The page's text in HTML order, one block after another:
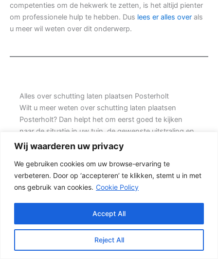
Wij waarderen uw privacy
We gebruiken cookies om uw browse-ervaring te
verbeteren. Door op ‘accepteren’ te klikken, stemt u in met
ons gebruik van cookies. Cookie Policy
Reject All
Accept All
competenties om de hekwerk te zetten, is het altijd pienter
om professionele hulp te hebben. Dus lees er alles over als
u meer wil weten over dit onderwerp.
Alles over schutting laten plaatsen Posterholt
Wilt u meer weten over schutting laten plaatsen
Posterholt? Dan helpt het om eerst goed te kijken
naar de situatie in uw tuin, de gewenste uitstraling en
de mate van onderhoud die u acceptabel vindt. Prins
denkt mee over een mooie oplossing.
Een nette tuinafscheiding vraagt om meer dan alleen
een paar schermen en palen. Wilt u zo min mogelijk
onderhoud, dan is een betonschutting of hout-beton
combinatie vaak een slimme keuze. Daarom is
persoonlijk advies vaak beter dan alleen online een
standaardprijs bekijken.